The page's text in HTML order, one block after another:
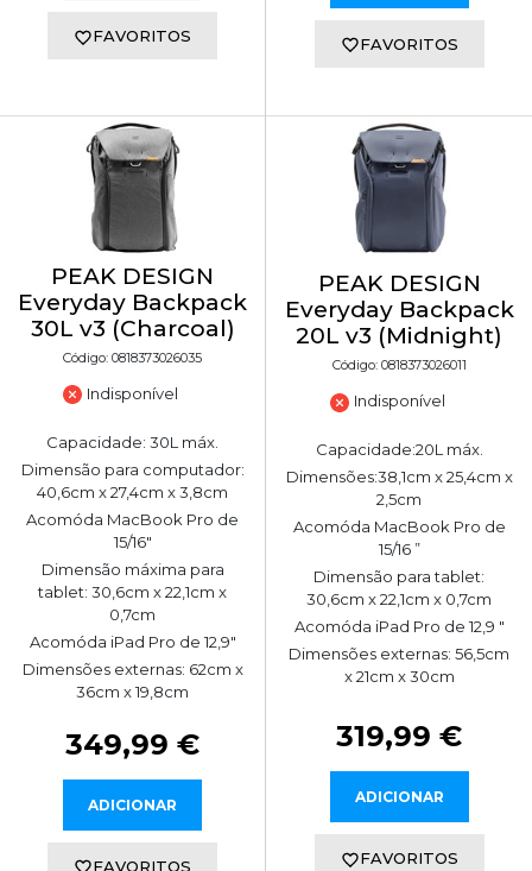
FAVORITOS FAVORITOS
PEAK DESIGN
Everyday Backpack
30L v3 (Charcoal)
Código: 0818373026035
Indisponível
Capacidade: 30L máx.
Dimensão para computador:
40,6cm x 27,4cm x 3,8cm
Acomóda MacBook Pro de
15/16"
Dimensão máxima para
tablet: 30,6cm x 22,1cm x
0,7cm
Acomóda iPad Pro de 12,9"
Dimensões externas: 62cm x
36cm x 19,8cm
349,99 €
ADICIONAR
FAVORITOS
PEAK DESIGN
Everyday Backpack
20L v3 (Midnight)
Código: 0818373026011
Indisponível
Capacidade:20L máx.
Dimensões:38,1cm x 25,4cm x
2,5cm
Acomóda MacBook Pro de
15/16 ”
Dimensão para tablet:
30,6cm x 22,1cm x 0,7cm
Acomóda iPad Pro de 12,9 "
Dimensões externas: 56,5cm
x 21cm x 30cm
319,99 €
ADICIONAR
FAVORITOS